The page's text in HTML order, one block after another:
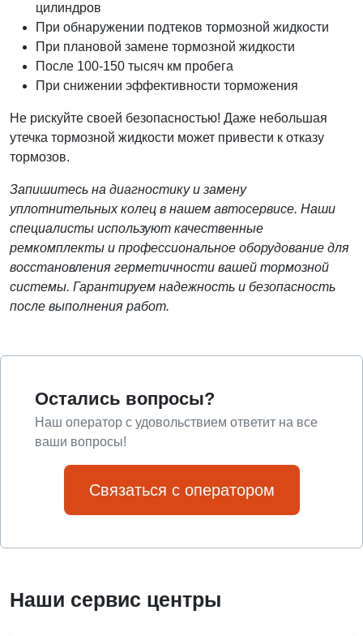
цилиндров
При обнаружении подтеков тормозной жидкости
При плановой замене тормозной жидкости
После 100-150 тысяч км пробега
При снижении эффективности торможения
Не рискуйте своей безопасностью! Даже небольшая
утечка тормозной жидкости может привести к отказу
тормозов.
Запишитесь на диагностику и замену
уплотнительных колец в нашем автосервисе. Наши
специалисты используют качественные
ремкомплекты и профессиональное оборудование для
восстановления герметичности вашей тормозной
системы. Гарантируем надежность и безопасность
после выполнения работ.
Остались вопросы?
Наш оператор с удовольствием ответит на все
ваши вопросы!
Связаться с оператором
Наши сервис центры